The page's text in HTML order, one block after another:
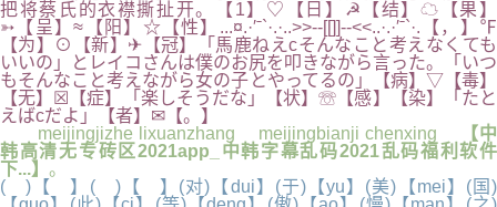
把将蔡氏的衣襟撕扯开。【1】♡【日】☭【结】☁【果】
➳【呈】≈【阳】☆【性】...¤.·′ˉ`·.·..>>--[[]]--<<..·.·′ˉ`·.【，】℉
【为】⊙【新】✈【冠】「馬鹿ねえcそんなこと考えなくても
いいの」とレイコさんは僕のお尻を叩きながら言った。「いつ
もそんなこと考えながら女の子とやってるの」【病】▽【毒】
【无】☒【症】「楽しそうだな」【状】☏【感】【染】「たと
えばcだよ」【者】✉【。】
meijingjizhe lixuanzhang meijingbianji chenxing
【中
韩高清无专砖区2021app_中韩字幕乱码2021乱码福利软件
下...】 。
( )【 】( )【 】(对)【dui】(于)【yu】(美)【mei】(国)